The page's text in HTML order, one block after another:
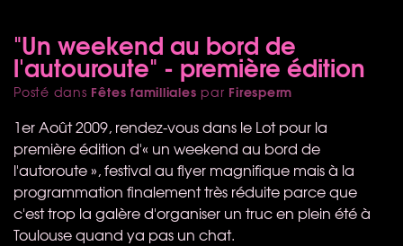
"Un weekend au bord de
l'autouroute" - première édition
Posté dans Fêtes familliales par Firesperm
1er Août 2009, rendez-vous dans le Lot pour la
première édition d'« un weekend au bord de
l'autoroute », festival au flyer magnifique mais à la
programmation finalement très réduite parce que
c'est trop la galère d'organiser un truc en plein été à
Toulouse quand ya pas un chat.